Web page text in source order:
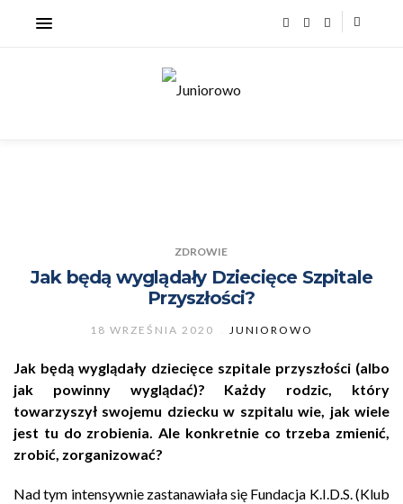
ZDROWIE
Jak będą wyglądały Dziecięce Szpitale
Przyszłości?
18 WRZEŚNIA 2020 JUNIOROWO
Jak będą wyglądały dziecięce szpitale przyszłości (albo
jak powinny wyglądać)? Każdy rodzic, który
towarzyszył swojemu dziecku w szpitalu wie, jak wiele
jest tu do zrobienia. Ale konkretnie co trzeba zmienić,
zrobić, zorganizować?
Nad tym intensywnie zastanawiała się Fundacja K.I.D.S. (Klub